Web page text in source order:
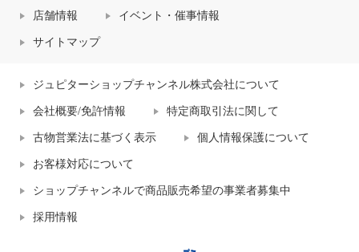
店舗情報 イベント・催事情報
サイトマップ
ジュピターショップチャンネル株式会社について
会社概要/免許情報 特定商取引法に関して
古物営業法に基づく表示 個人情報保護について
お客様対応について
ショップチャンネルで商品販売希望の事業者募集中
採用情報